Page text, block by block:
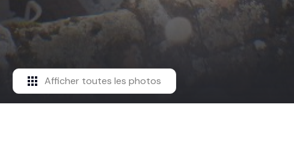
Afficher toutes les photos